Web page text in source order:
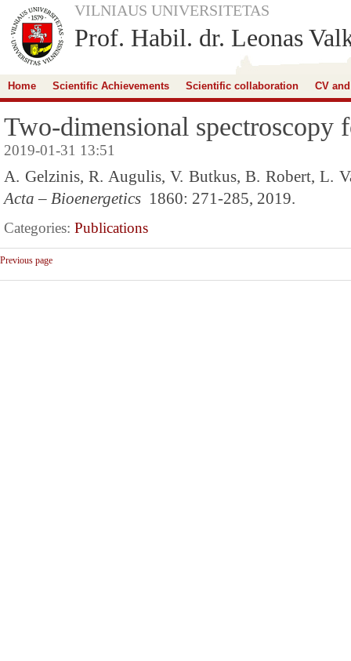
VILNIAUS UNIVERSITETAS
Prof. Habil. dr. Leonas
Home Scientific Achievements Scientific collaboration CV
Two-dimensional spectroscopy
2019-01-31 13:51
A. Gelzinis, R. Augulis, V. Butkus, B. Robert, L.
Acta – Bioenergetics 1860: 271-285, 2019.
Categories: Publications
Previous page